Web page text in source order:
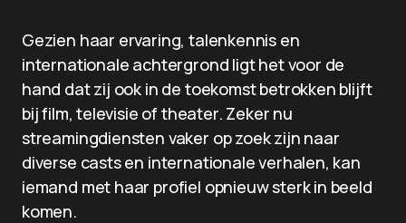
Gezien haar ervaring, talenkennis en
internationale achtergrond ligt het voor de
hand dat zij ook in de toekomst betrokken blijft
bij film, televisie of theater. Zeker nu
streamingdiensten vaker op zoek zijn naar
diverse casts en internationale verhalen, kan
iemand met haar profiel opnieuw sterk in beeld
komen.